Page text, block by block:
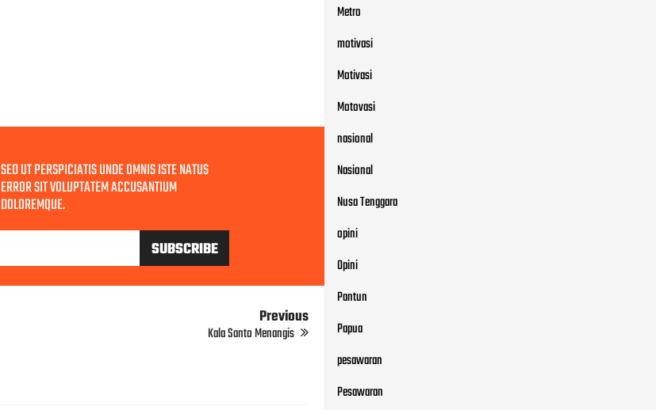
SED UT PERSPICIATIS UNDE OMNIS ISTE NATUS
ERROR SIT VOLUPTATEM ACCUSANTIUM
DOLOREMQUE.
Previous
Kala Santo Menangis
Metro
motivasi
Motivasi
Motovasi
nasional
Nasional
Nusa Tenggara
opini
Opini
Pantun
Papua
pesawaran
Pesawaran